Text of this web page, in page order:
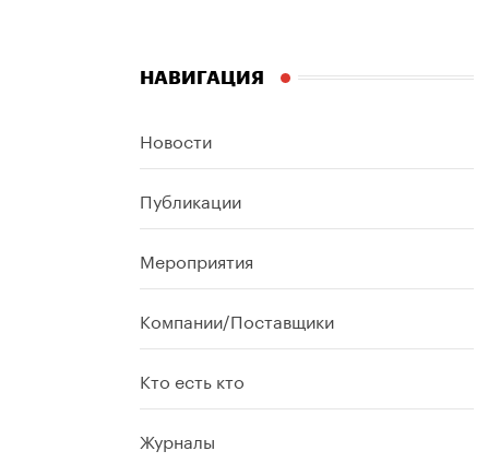
НАВИГАЦИЯ
Новости
Публикации
Мероприятия
Компании/Поставщики
Кто есть кто
Журналы